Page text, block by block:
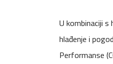
U kombinaciji s
hlađenje i
Performanse